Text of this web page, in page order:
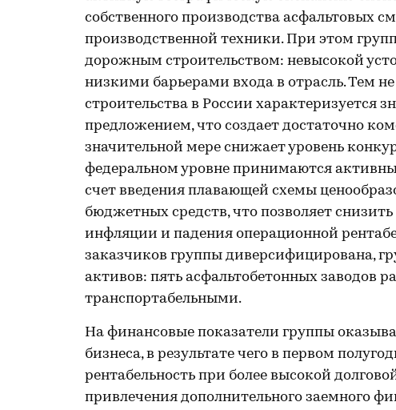
собственного производства асфальтовых
производственной техники. При этом
дорожным строительством: невысокой
низкими барьерами входа в отрасль. Тем
строительства в России характеризуется
предложением, что создает достаточно
значительной мере снижает уровень
федеральном уровне принимаются
счет введения плавающей схемы
бюджетных средств, что позволяет
инфляции и падения операционной
заказчиков группы диверсифицирована,
активов: пять асфальтобетонных заводов
транспортабельными.
На финансовые показатели группы
бизнеса, в результате чего в первом
рентабельность при более высокой
привлечения дополнительного заемного